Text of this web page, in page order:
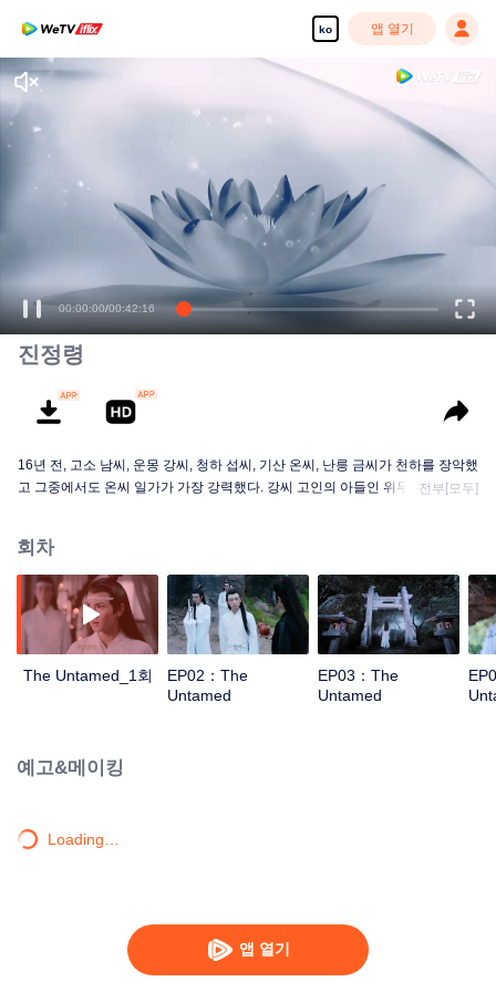
ko 앱 열기
앱 열기
00:00:00/00:42:16
진정령
16년 전, 고소 남씨, 운몽 강씨, 청하 섭씨, 기산 온씨, 난릉 금씨가 천하를 장악했
고 그중에서도 온씨 일가가 가장 강력했다. 강씨 고인의 아들인 위무선은 밝은
일의 배후가 바로 온씨 가주였으니…
전부[모두]
회차
The Untamed_1회
EP02：The
Untamed
EP03：The
Untamed
예고&메이킹
Loading…